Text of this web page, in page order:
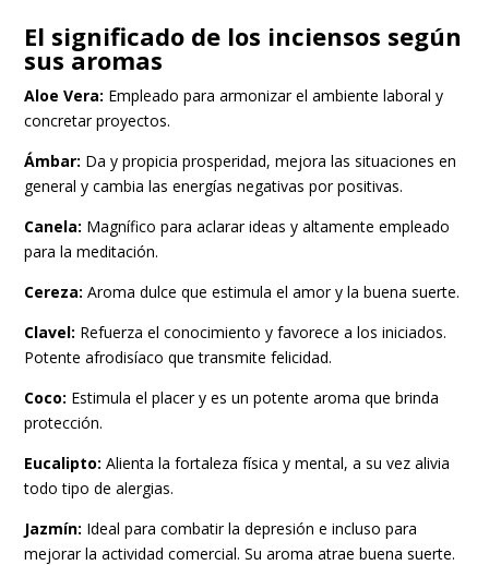
El significado de los inciensos según
sus aromas
Aloe Vera: Empleado para armonizar el ambiente laboral y
concretar proyectos.
Ámbar: Da y propicia prosperidad, mejora las situaciones en
general y cambia las energías negativas por positivas.
Canela: Magnífico para aclarar ideas y altamente empleado
para la meditación.
Cereza:Aroma dulce que estimula el amor y la buena suerte.
Clavel: Refuerza el conocimiento y favorece a los iniciados.
Potente afrodisíaco que transmite felicidad.
Coco: Estimula el placer y es un potente aroma que brinda
protección.
Eucalipto: Alienta la fortaleza física y mental, a su vez alivia
todo tipo de alergias.
Jazmín: Ideal para combatir la depresión e incluso para
mejorar la actividad comercial. Su aroma atrae buena suerte.